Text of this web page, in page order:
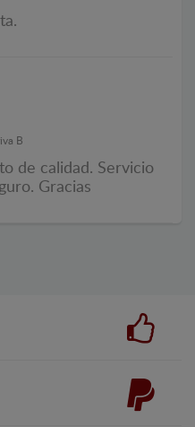
B
de calidad. Servicio
Gracias